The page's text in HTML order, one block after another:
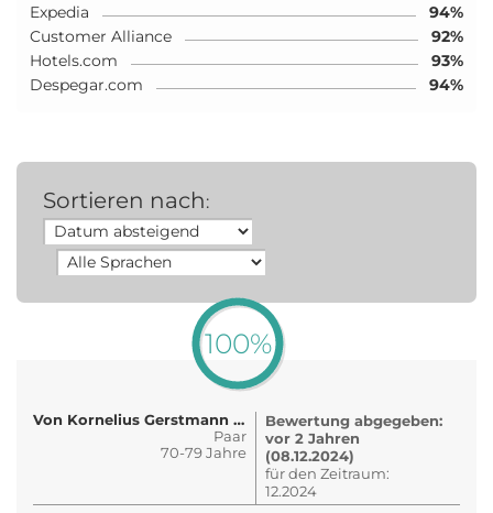
Expedia
94%
Customer Alliance
92%
Hotels.com
93%
Despegar.com
94%
Sortieren nach:
100%
Von Kornelius Gerstmann und Günthe..
Paar
70-79 Jahre
Bewertung abgegeben:
vor 2 Jahren
(08.12.2024)
für den Zeitraum:
12.2024